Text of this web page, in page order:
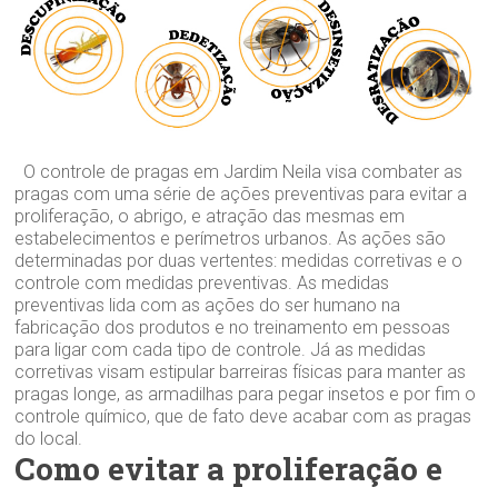
O controle de pragas em Jardim Neila visa combater as
pragas com uma série de ações preventivas para evitar a
proliferação, o abrigo, e atração das mesmas em
estabelecimentos e perímetros urbanos. As ações são
determinadas por duas vertentes: medidas corretivas e o
controle com medidas preventivas. As medidas
preventivas lida com as ações do ser humano na
fabricação dos produtos e no treinamento em pessoas
para ligar com cada tipo de controle. Já as medidas
corretivas visam estipular barreiras físicas para manter as
pragas longe, as armadilhas para pegar insetos e por fim o
controle químico, que de fato deve acabar com as pragas
do local.
Como evitar a proliferação e